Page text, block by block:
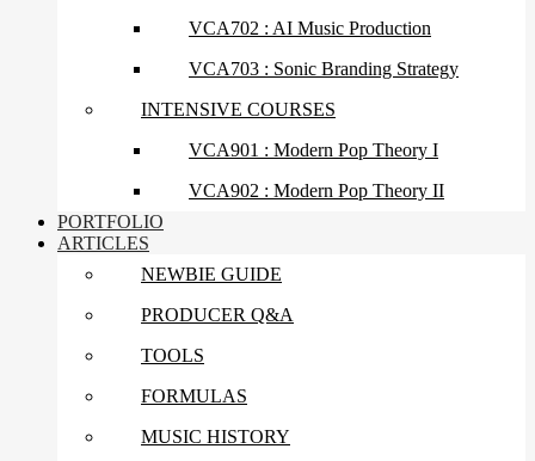
VCA702 : AI Music Production
VCA703 : Sonic Branding Strategy
INTENSIVE COURSES
VCA901 : Modern Pop Theory I
VCA902 : Modern Pop Theory II
PORTFOLIO
ARTICLES
NEWBIE GUIDE
PRODUCER Q&A
TOOLS
FORMULAS
MUSIC HISTORY